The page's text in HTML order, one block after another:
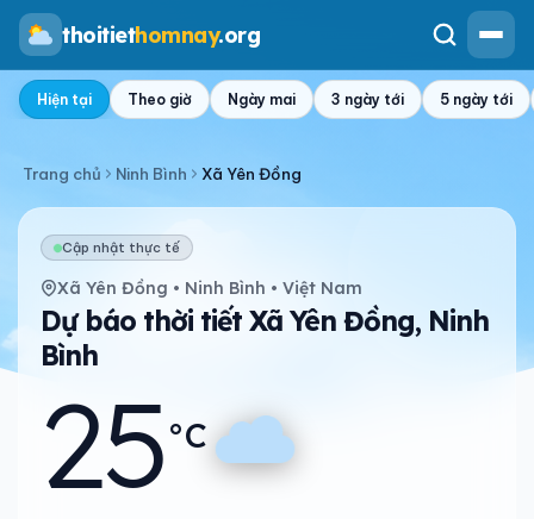
thoitiethomnay.org
Hiện tại Theo giờ Ngày mai 3 ngày tới 5 ngày tới
Trang chủ Ninh Bình Xã Yên Đồng
Cập nhật thực tế
Xã Yên Đồng • Ninh Bình • Việt Nam
Dự báo thời tiết Xã Yên Đồng, Ninh
Bình
25°C